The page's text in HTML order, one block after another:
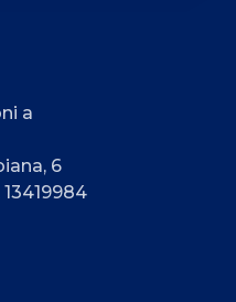
a
6